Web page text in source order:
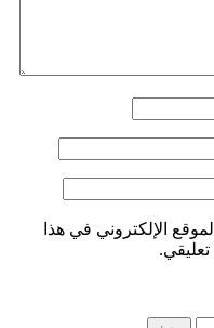
الإلكتروني في هذا